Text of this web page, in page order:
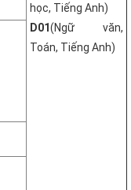
học, Tiếng Anh)
D01(Ngữ văn,
Toán, Tiếng Anh)